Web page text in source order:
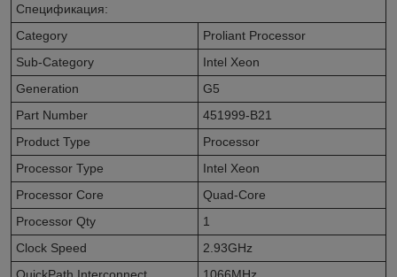
Спецификация:
Category
Proliant Processor
Sub-Category
Intel Xeon
Generation
G5
Part Number
451999-B21
Product Type
Processor
Processor Type
Intel Xeon
Processor Core
Quad-Core
Processor Qty
1
Clock Speed
2.93GHz
QuickPath Interconnect
1066MHz